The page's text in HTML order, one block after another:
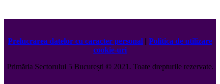
Prelucrarea datelor cu caracter personal | Politica de utilizare
cookie-uri
Primăria Sectorului 5 București ©️2021. Toate drepturile rezervate.